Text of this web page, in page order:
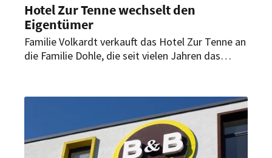
Hotel Zur Tenne wechselt den
Eigentümer
Familie Volkardt verkauft das Hotel Zur Tenne an
die Familie Dohle, die seit vielen Jahren das
2021 vollzogen.